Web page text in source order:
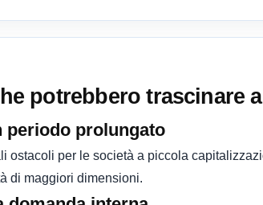
potrebbero trascinare
periodo prolungato
ostacoli per le società a piccola
di maggiori dimensioni.